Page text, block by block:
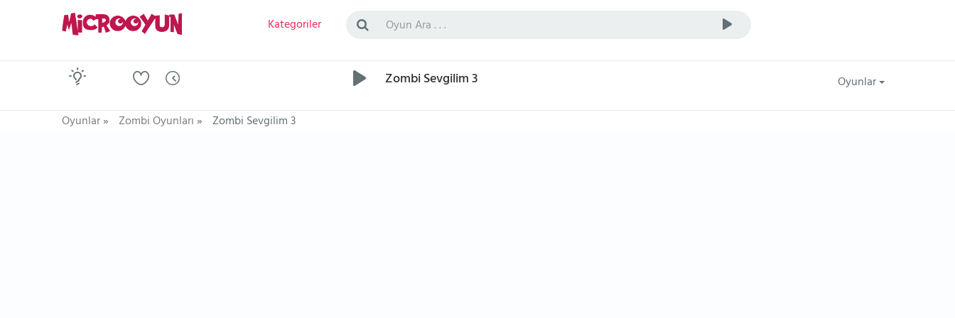
Kategoriler
Zombi Sevgilim 3
Oyunlar
Oyunlar» Zombi Oyunları» Zombi Sevgilim 3